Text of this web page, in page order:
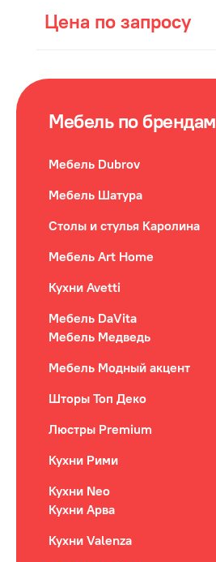
Цена по запросу
Мебель по брендам
Мебель Dubrov
Мебель Шатура
Столы и стулья Каролина
Мебель Art Home
Кухни Avetti
Мебель DaVita
Мебель Медведь
Мебель Модный акцент
Шторы Топ Деко
Люстры Premium
Кухни Рими
Кухни Neo
Кухни Арва
Кухни Valenza